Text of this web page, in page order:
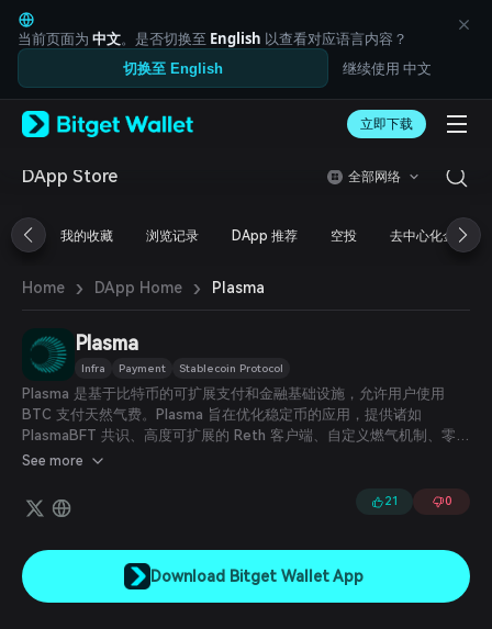
English
日本語
Tiếng Việt
Русский
Español (Latinoamérica)
Türkçe
Français
简体中文
繁體中文
Bahasa Indonesia
ภาษาไทย
Español
Português (Brasil)
Español (Argentina)
当前页面为 中文。是否切换至 English 以查看对应语言内容？
切换至 English 继续使用 中文
立即下载
DApp Store 全部网络
我的收藏 浏览记录 DApp 推荐 空投 去中心化金融
Home › DApp Home › Plasma
Plasma
Infra Payment Stablecoin Protocol
Plasma 是基于比特币的可扩展支付和金融基础设施，允许用户使用
BTC 支付天然气费。Plasma 旨在优化稳定币的应用，提供诸如
PlasmaBFT 共识、高度可扩展的 Reth 客户端、自定义燃气机制、零手
续费的 USDT 转账以及隐私交易等功能。
See more
21 0
Download Bitget Wallet App